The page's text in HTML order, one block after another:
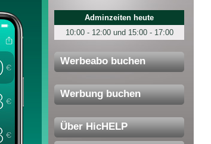
Adminzeiten heute
10:00 - 12:00 und 15:00 - 17:00
Werbeabo buchen
Werbung buchen
Über HicHELP